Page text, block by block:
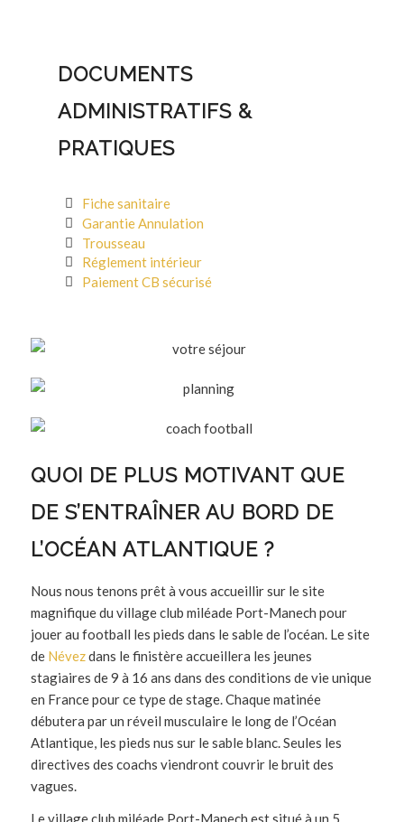
DOCUMENTS
ADMINISTRATIFS &
PRATIQUES
Fiche sanitaire
Garantie Annulation
Trousseau
Réglement intérieur
Paiement CB sécurisé
QUOI DE PLUS MOTIVANT QUE
DE S’ENTRAÎNER AU BORD DE
L’OCÉAN ATLANTIQUE ?
Nous nous tenons prêt à vous accueillir sur le site
magnifique du village club miléade Port-Manech pour
jouer au football les pieds dans le sable de l’océan. Le site
de Névezdans le finistère accueillera les jeunes
stagiaires de 9 à 16 ans dans des conditions de vie unique
en France pour ce type de stage. Chaque matinée
débutera par un réveil musculaire le long de l’Océan
Atlantique, les pieds nus sur le sable blanc. Seules les
directives des coachs viendront couvrir le bruit des
vagues.
Le village club miléade Port-Manech est situé à un 5